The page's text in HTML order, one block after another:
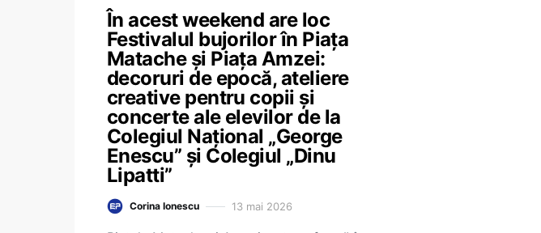
În acest weekend are loc
Festivalul bujorilor în Piaţa
Matache şi Piaţa Amzei:
decoruri de epocă, ateliere
creative pentru copii și
concerte ale elevilor de la
Colegiul Naţional „George
Enescu” şi Colegiul „Dinu
Lipatti”
Corina Ionescu 13 mai 2026